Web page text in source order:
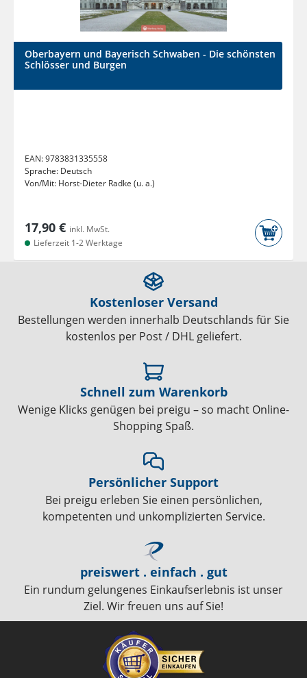
Oberbayern und Bayerisch Schwaben - Die schönsten
Schlösser und Burgen
EAN:9783831335558
Sprache: Deutsch
Von/Mit: Horst-Dieter Radke (u. a.)
17,90 € inkl. MwSt.
Lieferzeit 1-2 Werktage
Kostenloser Versand
Bestellungen werden innerhalb Deutschlands für Sie
kostenlos per Post / DHL geliefert.
Schnell zum Warenkorb
Wenige Klicks genügen bei preigu – so macht Online-
Shopping Spaß.
Persönlicher Support
Bei preigu erleben Sie einen persönlichen,
kompetenten und unkomplizierten Service.
preiswert . einfach . gut
Ein rundum gelungenes Einkaufserlebnis ist unser
Ziel. Wir freuen uns auf Sie!